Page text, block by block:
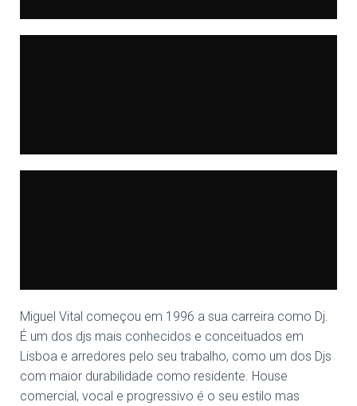
Miguel Vital começou em 1996 a sua carreira como Dj.
É um dos djs mais conhecidos e conceituados em
Lisboa e arredores pelo seu trabalho, como um dos Djs
com maior durabilidade como residente. House
comercial, vocal e progressivo é o seu estilo mas